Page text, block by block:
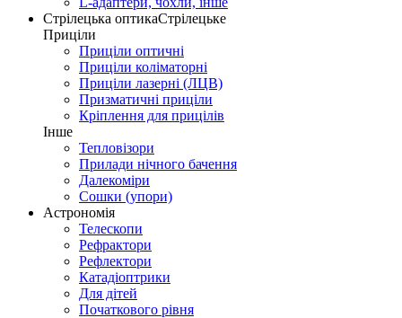
Стрілецька оптикаСтрілецьке
Приціли
Приціли оптичні
Приціли коліматорні
Приціли лазерні (ЛЦВ)
Призматичні приціли
Кріплення для прицілів
Інше
Тепловізори
Прилади нічного бачення
Далекоміри
Сошки (упори)
Астрономія
Телескопи
Рефрактори
Рефлектори
Катадіоптрики
Для дітей
Початкового рівня